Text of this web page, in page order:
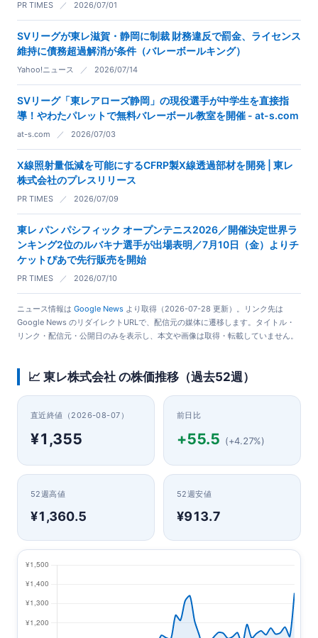
PR TIMES ／ 2026/07/01
SVリーグが東レ滋賀・静岡に制裁 財務違反で罰金、ライセンス
維持に債務超過解消が条件（バレーボールキング）
Yahoo!ニュース ／ 2026/07/14
SVリーグ「東レアローズ静岡」の現役選手が中学生を直接指
導！やわたパレットで無料バレーボール教室を開催 - at-s.com
at-s.com ／ 2026/07/03
X線照射量低減を可能にするCFRP製X線透過部材を開発 | 東レ
株式会社のプレスリリース
PR TIMES ／ 2026/07/09
東レ パン パシフィック オープンテニス2026／開催決定世界ラ
ンキング2位のルバキナ選手が出場表明／7月10日（金）よりチ
ケットぴあで先行販売を開始
PR TIMES ／ 2026/07/10
ニュース情報は Google News より取得（2026-07-28 更新）。リンク先は
Google News のリダイレクトURLで、配信元の媒体に遷移します。タイトル・
リンク・配信元・公開日のみを表示し、本文や画像は取得・転載していません。
📈 東レ株式会社 の株価推移（過去52週）
直近終値（2026-08-07）
¥1,355
前日比
+55.5 (+4.27%)
52週高値
¥1,360.5
52週安値
¥913.7